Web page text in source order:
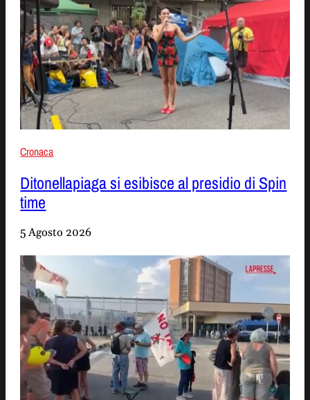
Cronaca
Ditonellapiaga si esibisce al presidio di Spin
time
5 Agosto 2026